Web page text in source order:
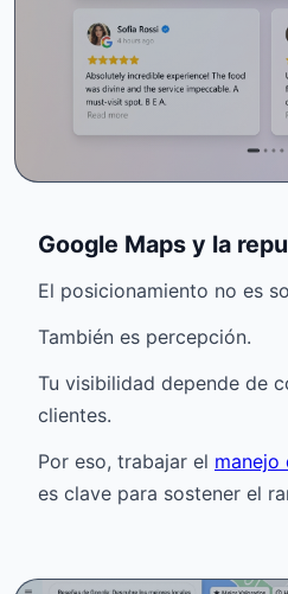
Google Maps y la
El posicionamiento no es
También es percepción.
Tu visibilidad depende de
clientes.
Por eso, trabajar el manejo
es clave para sostener el